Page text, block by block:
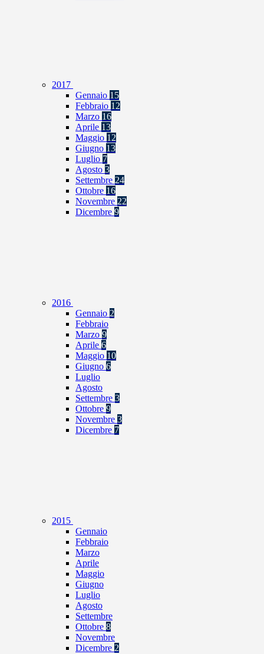
2017
Gennaio 15
Febbraio 12
Marzo 16
Aprile 13
Maggio 12
Giugno 13
Luglio 7
Agosto 3
Settembre 24
Ottobre 16
Novembre 22
Dicembre 9
2016
Gennaio 2
Febbraio
Marzo 9
Aprile 6
Maggio 10
Giugno 6
Luglio
Agosto
Settembre 3
Ottobre 9
Novembre 3
Dicembre 7
2015
Gennaio
Febbraio
Marzo
Aprile
Maggio
Giugno
Luglio
Agosto
Settembre
Ottobre 8
Novembre
Dicembre 2